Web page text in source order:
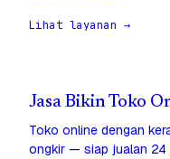
Lihat layanan →
Jasa Bikin Toko
Toko online dengan
ongkir — siap jualan 24